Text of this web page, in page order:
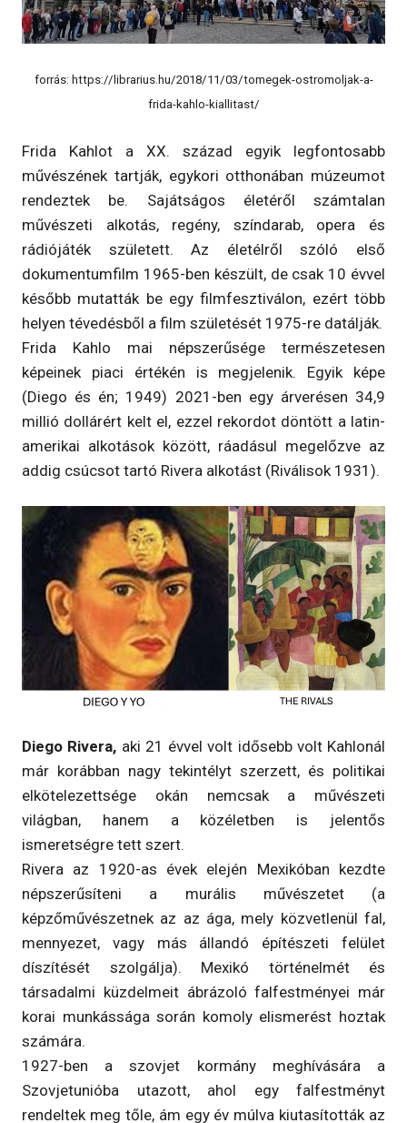
forrás: https://librarius.hu/2018/11/03/tomegek-ostromoljak-a-
frida-kahlo-kiallitast/
Frida Kahlot a XX. század egyik legfontosabb
művészének tartják, egykori otthonában múzeumot
rendeztek be. Sajátságos életéről számtalan
művészeti alkotás, regény, színdarab, opera és
rádiójáték született. Az életélről szóló első
dokumentumfilm 1965-ben készült, de csak 10 évvel
később mutatták be egy filmfesztiválon, ezért több
helyen tévedésből a film születését 1975-re datálják.
Frida Kahlo mai népszerűsége természetesen
képeinek piaci értékén is megjelenik. Egyik képe
(Diego és én; 1949) 2021-ben egy árverésen 34,9
millió dollárért kelt el, ezzel rekordot döntött a latin-
amerikai alkotások között, ráadásul megelőzve az
addig csúcsot tartó Rivera alkotást (Riválisok 1931).
Diego Rivera, aki 21 évvel volt idősebb volt Kahlonál
már korábban nagy tekintélyt szerzett, és politikai
elkötelezettsége okán nemcsak a művészeti
világban, hanem a közéletben is jelentős
ismeretségre tett szert.
Rivera az 1920-as évek elején Mexikóban kezdte
népszerűsíteni a murális művészetet (a
képzőművészetnek az az ága, mely közvetlenül fal,
mennyezet, vagy más állandó építészeti felület
díszítését szolgálja). Mexikó történelmét és
társadalmi küzdelmeit ábrázoló falfestményei már
korai munkássága során komoly elismerést hoztak
számára.
1927-ben a szovjet kormány meghívására a
Szovjetunióba utazott, ahol egy falfestményt
rendeltek meg tőle, ám egy év múlva kiutasították az